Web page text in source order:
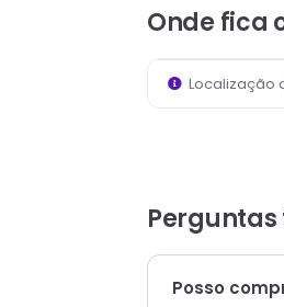
Onde fica
Localização
Posso